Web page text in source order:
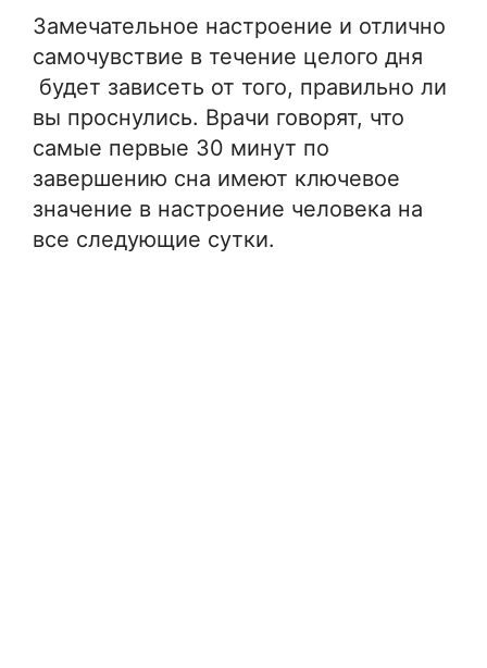
Замечательное настроение и отлично
самочувствие в течение целого дня
будет зависеть от того, правильно ли
вы проснулись. Врачи говорят, что
самые первые 30 минут по
завершению сна имеют ключевое
значение в настроение человека на
все следующие сутки.